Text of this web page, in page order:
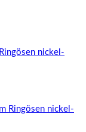
nickel-